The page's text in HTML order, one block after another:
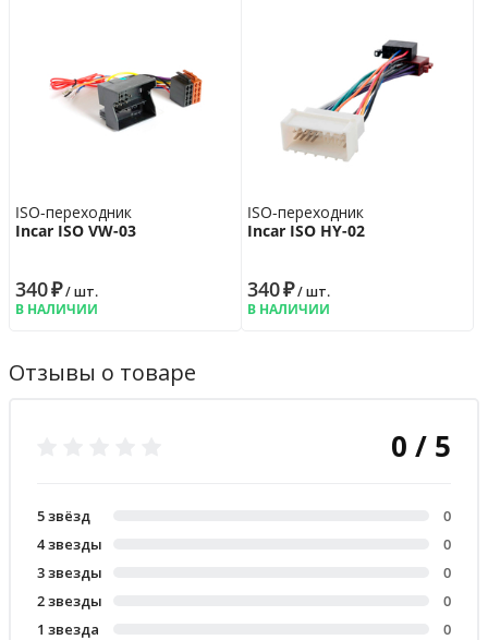
ISO-переходник
Incar ISO VW-03
340₽/ шт.
В НАЛИЧИИ
ISO-переходник
Incar ISO HY-02
340₽/ шт.
В НАЛИЧИИ
Отзывы о товаре
0 / 5
5 звёзд
0
4 звезды
0
3 звезды
0
2 звезды
0
1 звезда
0